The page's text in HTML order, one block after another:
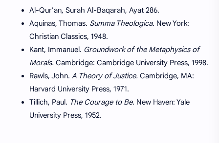
Al-Qur'an, Surah Al-Baqarah, Ayat 286.
Aquinas, Thomas. Summa Theologica. New York:
Christian Classics, 1948.
Kant, Immanuel. Groundwork of the Metaphysics of
Morals. Cambridge: Cambridge University Press, 1998.
Rawls, John. A Theory of Justice. Cambridge, MA:
Harvard University Press, 1971.
Tillich, Paul. The Courage to Be. New Haven: Yale
University Press, 1952.